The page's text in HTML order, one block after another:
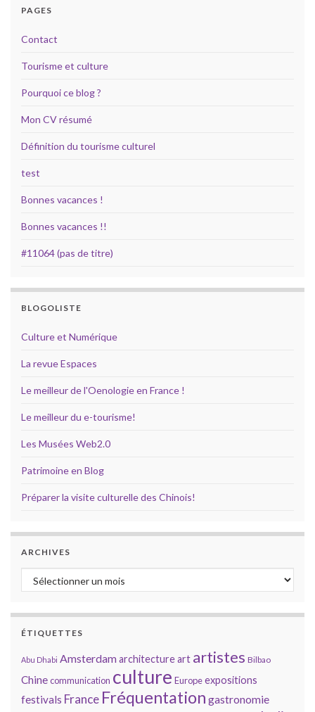
PAGES
Contact
Tourisme et culture
Pourquoi ce blog ?
Mon CV résumé
Définition du tourisme culturel
test
Bonnes vacances !
Bonnes vacances !!
#11064 (pas de titre)
BLOGOLISTE
Culture et Numérique
La revue Espaces
Le meilleur de l'Oenologie en France !
Le meilleur du e-tourisme!
Les Musées Web2.0
Patrimoine en Blog
Préparer la visite culturelle des Chinois!
ARCHIVES
Archives
ÉTIQUETTES
Abu Dhabi Amsterdamarchitectureart artistes Bilbao
Chinecommunication culture Europeexpositions
festivals France Fréquentation gastronomie